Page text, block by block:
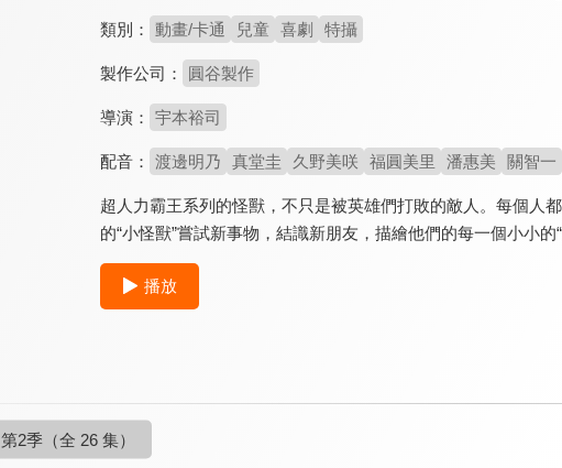
類別： 動畫/卡通 兒童 喜劇 特攝
製作公司： 圓谷製作
導演： 宇本裕司
配音： 渡邊明乃 真堂圭 久野美咲 福圓美里 潘惠美 關智一
超人力霸王系列的怪獸，不只是被英雄們打敗的敵人。每個人
的“小怪獸”嘗試新事物，結識新朋友，描繪他們的每一個小小的
播放
第2季 （全 26 集）